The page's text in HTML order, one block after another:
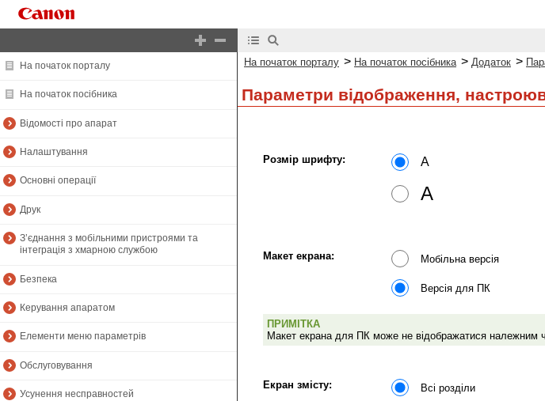
На початок порталу
На початок посібника
Відомості про апарат
Налаштування
Основні операції
Друк
З’єднання з мобільними пристроями та
інтеграція з хмарною службою
Безпека
Керування апаратом
Елементи меню параметрів
Обслуговування
Усунення несправностей
На початок порталу > На початок посібника > Додаток >
Параметри відображення,
Розмір шрифту: A
A
Макет екрана: Мобільна версія
Версія для ПК
ПРИМІТКА
Макет екрана для ПК може не відображатися належним
Екран змісту: Всі розділи